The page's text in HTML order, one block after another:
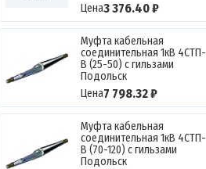
Цена3 376.40 ₽
Муфта кабельная
соединительная 1кВ 4СТП-
В (25-50) с гильзами
Подольск
Цена7 798.32 ₽
Муфта кабельная
соединительная 1кВ 4СТП-
В (70-120) с гильзами
Подольск